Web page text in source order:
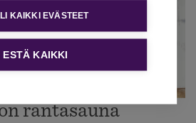
KAIKKI EVÄSTEET
ESTÄ KAIKKI
rantasauna